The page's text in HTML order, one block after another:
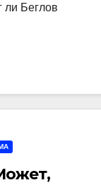
ли Беглов